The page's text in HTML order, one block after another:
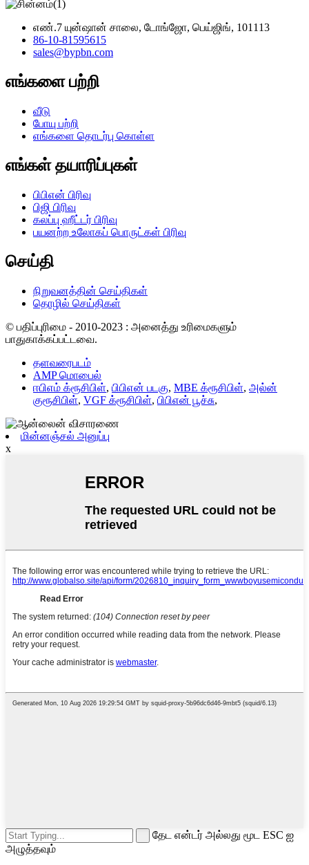
எண்.7 யுன்ஷான் சாலை, டோங்ஜோ, பெய்ஜிங், 101113
86-10-81595615
sales@bypbn.com
எங்களை பற்றி
வீடு
போயு பற்றி
எங்களை தொடர்பு கொள்ள
எங்கள் தயாரிப்புகள்
பிபிஎன் பிரிவு
பிஜி பிரிவு
கலப்பு ஹீட்டர் பிரிவு
பயனற்ற உலோகப் பொருட்கள் பிரிவு
செய்தி
நிறுவனத்தின் செய்திகள்
தொழில் செய்திகள்
© பதிப்புரிமை - 2010-2023 : அனைத்து உரிமைகளும்
பாதுகாக்கப்பட்டவை.
தளவரைபடம்
AMP மொபைல்
ஈபிஎம் க்ரூசிபிள், பிபிஎன் படகு, MBE க்ரூசிபிள், அல்ன்
குரூசிபிள், VGF க்ரூசிபிள், பிபிஎன் பூச்சு,
மின்னஞ்சல் அனுப்பு
x
தேட என்டர் அல்லது மூட ESC ஐ
அழுத்தவும்